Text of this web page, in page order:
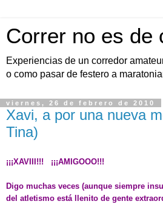
Correr no es de
Experiencias de un corredor
o como pasar de festero a
viernes, 26 de febrero de 2010
Xavi, a por una nueva
Tina)
¡¡¡XAVIII!!! ¡¡¡AMIGOOO!!!
Digo muchas veces (aunque siempre
del atletismo está llenito de gente